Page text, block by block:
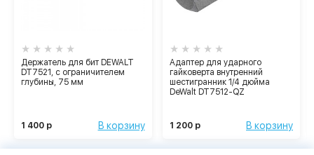
Держатель для бит DEWALT
DT7521, с ограничителем
глубины, 75 мм
1 400 р В корзину
Адаптер для ударного
гайковерта внутренний
шестигранник 1/4 дюйма
DeWalt DT7512-QZ
1 200 р В корзину